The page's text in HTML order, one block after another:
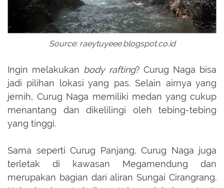
Source: raeytuyeee.blogspot.co.id
Ingin melakukan body rafting? Curug Naga bisa
jadi pilihan lokasi yang pas. Selain airnya yang
jernih, Curug Naga memiliki medan yang cukup
menantang dan dikelilingi oleh tebing-tebing
yang tinggi.
Sama seperti Curug Panjang, Curug Naga juga
terletak di kawasan Megamendung dan
merupakan bagian dari aliran Sungai Cirangrang.